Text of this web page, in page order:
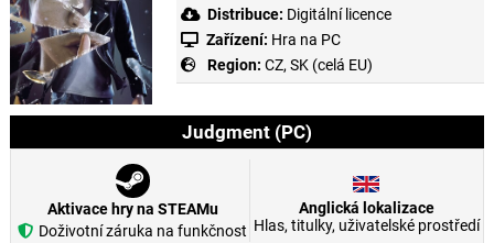
Distribuce: Digitální licence
Zařízení: Hra na PC
Region: CZ, SK (celá EU)
Judgment (PC)
Aktivace hry na STEAMu
Doživotní záruka na funkčnost
Anglická lokalizace
Hlas, titulky, uživatelské prostředí